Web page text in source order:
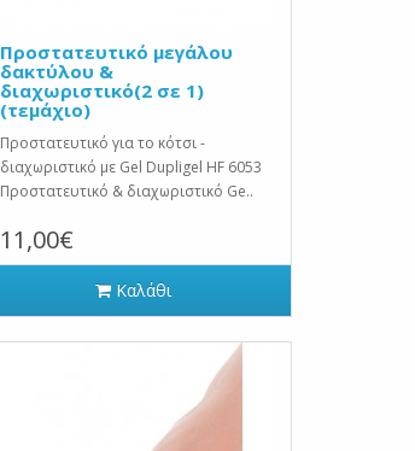
Προστατευτικό μεγάλου
δακτύλου &
διαχωριστικό(2 σε 1)
(τεμάχιο)
Προστατευτικό για το κότσι -
διαχωριστικό με Gel Dupligel HF 6053
Προστατευτικό & διαχωριστικό Ge..
11,00€
Καλάθι